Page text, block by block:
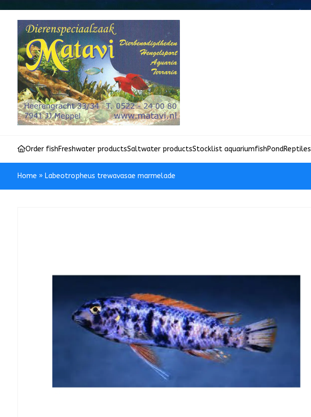
Order fishFreshwater productsSaltwater productsStocklist aquariumfishPondReptiles
Home » Labeotropheus trewavasae marmelade